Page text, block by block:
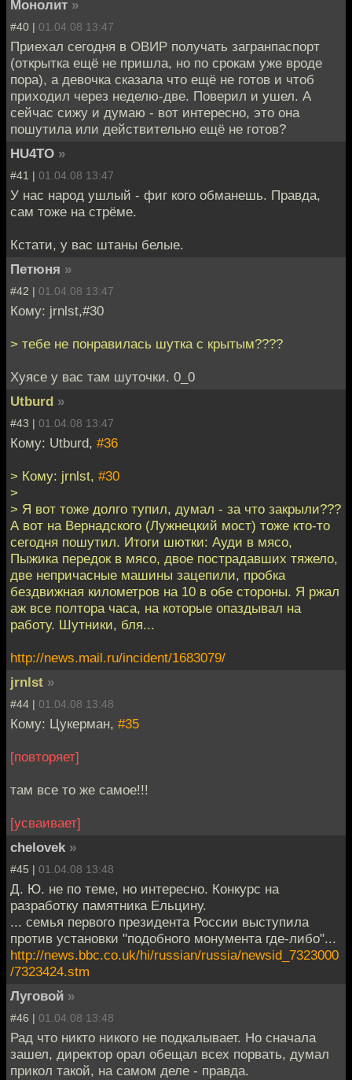
Монолит »
#40 | 01.04.08 13:47
Приехал сегодня в ОВИР получать загранпаспорт
(открытка ещё не пришла, но по срокам уже вроде
пора), а девочка сказала что ещё не готов и чтоб
приходил через неделю-две. Поверил и ушел. А
сейчас сижу и думаю - вот интересно, это она
пошутила или действительно ещё не готов?
HU4TO »
#41 | 01.04.08 13:47
У нас народ ушлый - фиг кого обманешь. Правда,
сам тоже на стрёме.
Кстати, у вас штаны белые.
Петюня »
#42 | 01.04.08 13:47
Кому: jrnlst,#30
> тебе не понравилась шутка с крытым????
Хуясе у вас там шуточки. 0_0
Utburd »
#43 | 01.04.08 13:47
Кому: Utburd, #36
> Кому: jrnlst, #30
>
> Я вот тоже долго тупил, думал - за что закрыли???
А вот на Вернадского (Лужнецкий мост) тоже кто-то
сегодня пошутил. Итоги шютки: Ауди в мясо,
Пыжика передок в мясо, двое пострадавших тяжело,
две непричасные машины зацепили, пробка
бездвижная километров на 10 в обе стороны. Я ржал
аж все полтора часа, на которые опаздывал на
работу. Шутники, бля...
http://news.mail.ru/incident/1683079/
jrnlst »
#44 | 01.04.08 13:48
Кому: Цукерман, #35
[повторяет]
там все то же самое!!!
[усваивает]
chelovek »
#45 | 01.04.08 13:48
Д. Ю. не по теме, но интересно. Конкурс на
разработку памятника Ельцину.
... семья первого президента России выступила
против установки "подобного монумента где-либо"...
http://news.bbc.co.uk/hi/russian/russia/newsid_7323000
/7323424.stm
Луговой »
#46 | 01.04.08 13:48
Рад что никто никого не подкалывает. Но сначала
зашел, директор орал обещал всех порвать, думал
прикол такой, на самом деле - правда.